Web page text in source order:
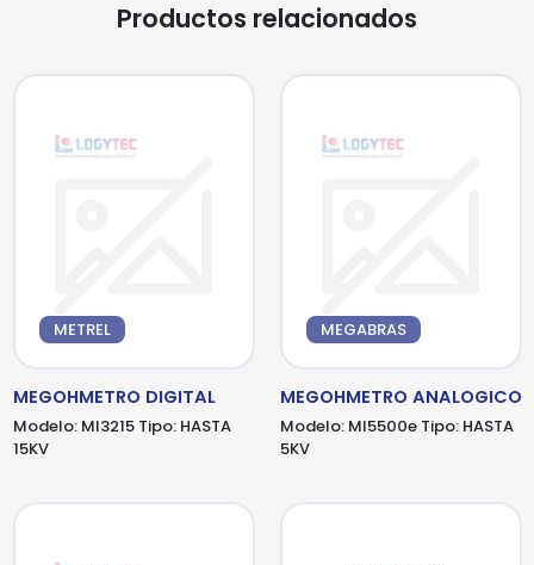
Productos relacionados
METREL
MEGOHMETRO DIGITAL
Modelo: MI3215Tipo: HASTA
15KV
MEGABRAS
MEGOHMETRO ANALOGICO
Modelo: MI5500eTipo: HASTA
5KV